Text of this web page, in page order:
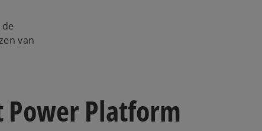
van
Power Platform